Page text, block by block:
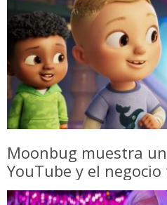
Moonbug muestra
YouTube y el